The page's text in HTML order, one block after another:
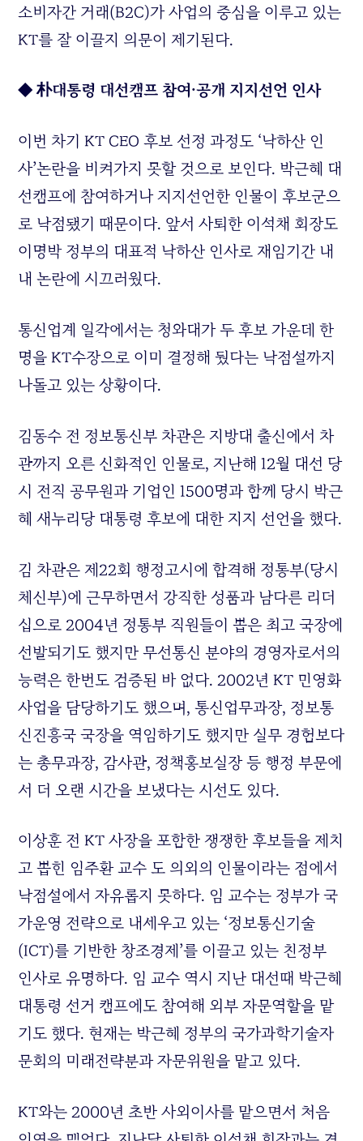
소비자간 거래(B2C)가 사업의 중심을 이루고 있는
KT를 잘 이끌지 의문이 제기된다.
◆ 朴대통령 대선캠프 참여·공개 지지선언 인사
이번 차기 KT CEO 후보 선정 과정도 ‘낙하산 인
사’논란을 비켜가지 못할 것으로 보인다. 박근혜 대
선캠프에 참여하거나 지지선언한 인물이 후보군으
로 낙점됐기 때문이다. 앞서 사퇴한 이석채 회장도
이명박 정부의 대표적 낙하산 인사로 재임기간 내
내 논란에 시끄러웠다.
통신업계 일각에서는 청와대가 두 후보 가운데 한
명을 KT수장으로 이미 결정해 뒀다는 낙점설까지
나돌고 있는 상황이다.
김동수 전 정보통신부 차관은 지방대 출신에서 차
관까지 오른 신화적인 인물로, 지난해 12월 대선 당
시 전직 공무원과 기업인 1500명과 함께 당시 박근
혜 새누리당 대통령 후보에 대한 지지 선언을 했다.
김 차관은 제22회 행정고시에 합격해 정통부(당시
체신부)에 근무하면서 강직한 성품과 남다른 리더
십으로 2004년 정통부 직원들이 뽑은 최고 국장에
선발되기도 했지만 무선통신 분야의 경영자로서의
능력은 한번도 검증된 바 없다. 2002년 KT 민영화
사업을 담당하기도 했으며, 통신업무과장, 정보통
신진흥국 국장을 역임하기도 했지만 실무 경험보다
는 총무과장, 감사관, 정책홍보실장 등 행정 부문에
서 더 오랜 시간을 보냈다는 시선도 있다.
이상훈 전 KT 사장을 포함한 쟁쟁한 후보들을 제치
고 뽑힌 임주환 교수 도 의외의 인물이라는 점에서
낙점설에서 자유롭지 못하다. 임 교수는 정부가 국
가운영 전략으로 내세우고 있는 ‘정보통신기술
(ICT)를 기반한 창조경제’를 이끌고 있는 친정부
인사로 유명하다. 임 교수 역시 지난 대선때 박근혜
대통령 선거 캠프에도 참여해 외부 자문역할을 맡
기도 했다. 현재는 박근혜 정부의 국가과학기술자
문회의 미래전략분과 자문위원을 맡고 있다.
KT와는 2000년 초반 사외이사를 맡으면서 처음